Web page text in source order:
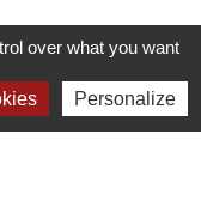
over what you want
Personalize